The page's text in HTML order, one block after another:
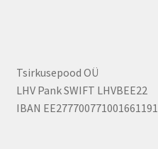
Tsirkusepood OÜ
LHV Pank SWIFT LHVBEE22
IBAN EE277700771001661191